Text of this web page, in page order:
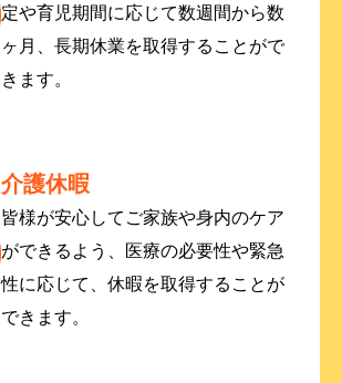
定や育児期間に応じて数週間から数
ヶ月、長期休業を取得することがで
きます。
介護休暇
皆様が安心してご家族や身内のケア
ができるよう、医療の必要性や緊急
性に応じて、休暇を取得することが
できます。